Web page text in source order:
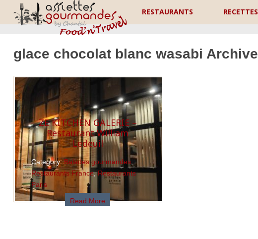
RESTAURANTS RECETTES
glace chocolat blanc wasabi Archive
ZE KITCHEN GALERIE –
Restaurant William
Ledeuil
Category:Balades gourmandes,
Restaurants France,Restaurants
Paris
Read More